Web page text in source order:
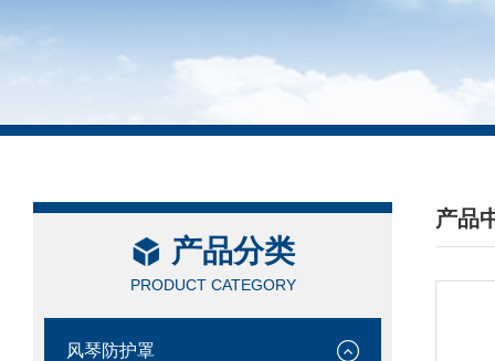
产品分类
PRODUCT CATEGORY
风琴防护罩
产品
/